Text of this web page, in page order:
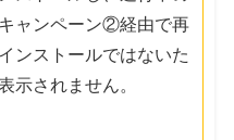
ャンペーン②経由で再
ンストールではないた
示されません。